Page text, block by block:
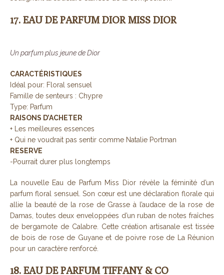
17. EAU DE PARFUM DIOR MISS DIOR
Un parfum plus jeune de Dior
CARACTÉRISTIQUES
Idéal pour: Floral sensuel
Famille de senteurs : Chypre
Type: Parfum
RAISONS D’ACHETER
+ Les meilleures essences
+ Qui ne voudrait pas sentir comme Natalie Portman
RESERVE
-Pourrait durer plus longtemps
La nouvelle Eau de Parfum Miss Dior révèle la féminité d’un
parfum floral sensuel. Son cœur est une déclaration florale qui
allie la beauté de la rose de Grasse à l’audace de la rose de
Damas, toutes deux enveloppées d’un ruban de notes fraîches
de bergamote de Calabre. Cette création artisanale est tissée
de bois de rose de Guyane et de poivre rose de La Réunion
pour un caractère renforcé.
18. EAU DE PARFUM TIFFANY & CO